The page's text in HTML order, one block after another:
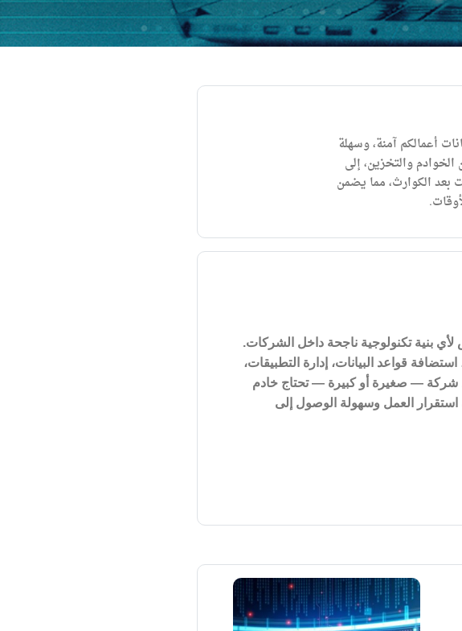
أعمالكم آمنة، وسهلة
والتخزين، إلى
بعد الكوارث، مما يضمن
بنية تكنولوجية ناجحة داخل الشركات.
قواعد البيانات، إدارة التطبيقات،
شركة — صغيرة أو كبيرة — تحتاج خادم
العمل وسهولة الوصول إلى